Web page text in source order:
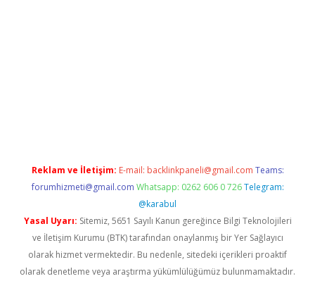
Reklam ve İletişim: E-mail: backlinkpaneli@gmail.com Teams:
forumhizmeti@gmail.com Whatsapp: 0262 606 0 726 Telegram:
@karabul
Yasal Uyarı: Sitemiz, 5651 Sayılı Kanun gereğince Bilgi Teknolojileri
ve İletişim Kurumu (BTK) tarafından onaylanmış bir Yer Sağlayıcı
olarak hizmet vermektedir. Bu nedenle, sitedeki içerikleri proaktif
olarak denetleme veya araştırma yükümlülüğümüz bulunmamaktadır.